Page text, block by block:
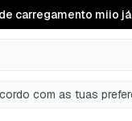
carregamento miio já
com as tuas